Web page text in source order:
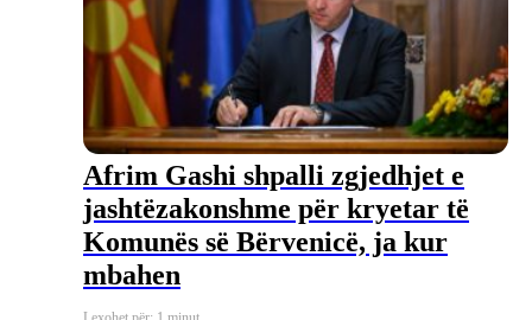
Afrim Gashi shpalli zgjedhjet e
jashtëzakonshme për kryetar të
Komunës së Bërvenicë, ja kur
mbahen